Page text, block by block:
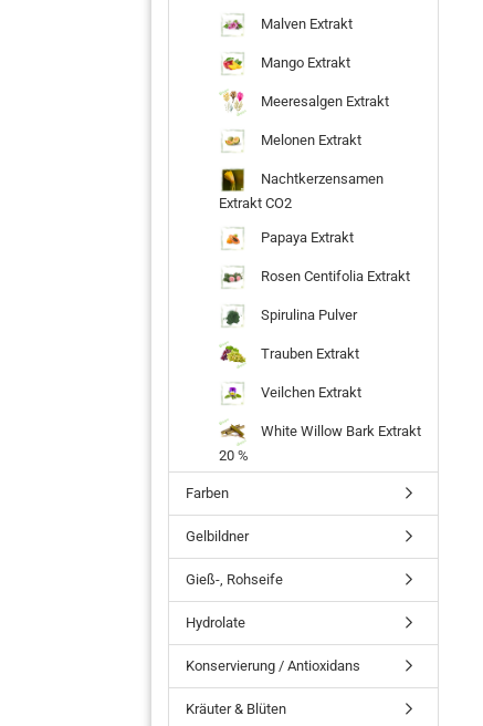
Malven Extrakt
Mango Extrakt
Meeresalgen Extrakt
Melonen Extrakt
Nachtkerzensamen
Extrakt CO2
Papaya Extrakt
Rosen Centifolia Extrakt
Spirulina Pulver
Trauben Extrakt
Veilchen Extrakt
White Willow Bark Extrakt
20 %
Farben
Gelbildner
Gieß-, Rohseife
Hydrolate
Konservierung / Antioxidans
Kräuter & Blüten